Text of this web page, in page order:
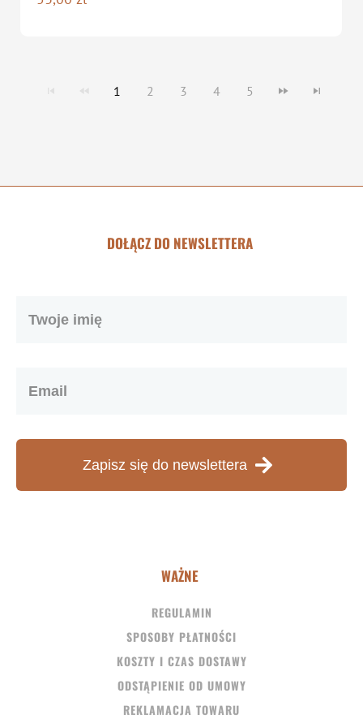
1 2 3 4 5
DOŁĄCZ DO NEWSLETTERA
Zapisz się do newslettera
WAŻNE
REGULAMIN
SPOSOBY PŁATNOŚCI
KOSZTY I CZAS DOSTAWY
ODSTĄPIENIE OD UMOWY
REKLAMACJA TOWARU